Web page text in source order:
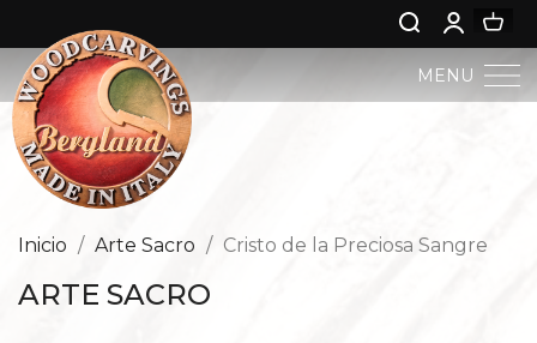
MENU
PESEBRE BERGLAND
ARTE SACRO
ARTE PROFANA
Inicio Arte Sacro Cristo de la Preciosa Sangre
ARTE SACRO